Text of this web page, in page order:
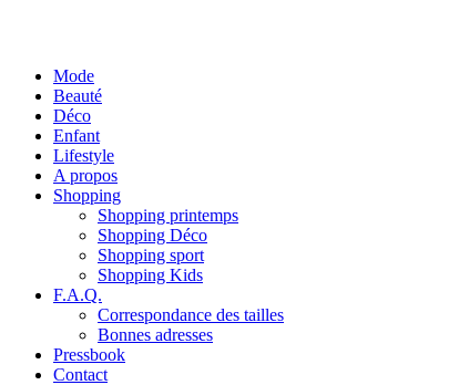
Mode
Beauté
Déco
Enfant
Lifestyle
A propos
Shopping
Shopping printemps
Shopping Déco
Shopping sport
Shopping Kids
F.A.Q.
Correspondance des tailles
Bonnes adresses
Pressbook
Contact